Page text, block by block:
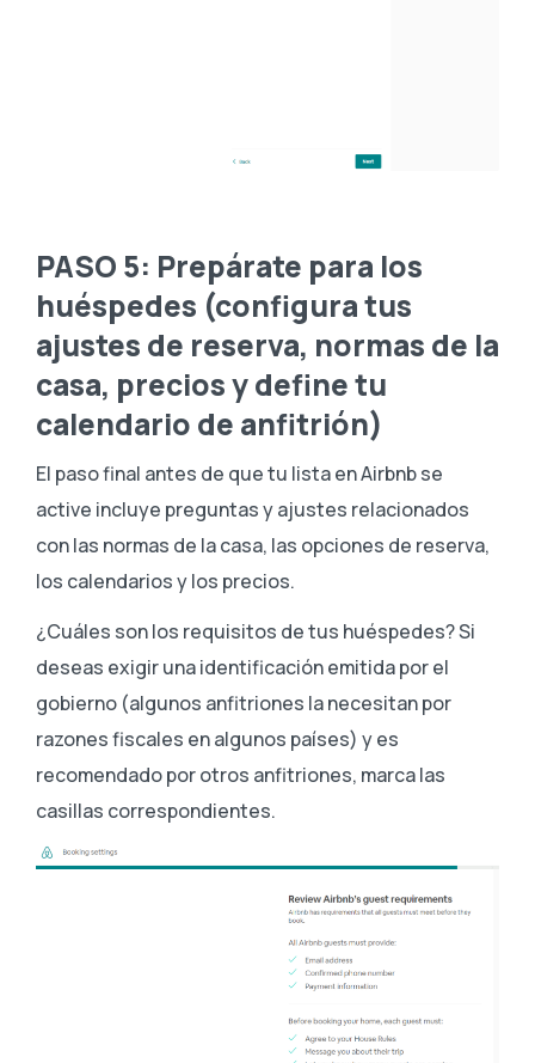
PASO 5: Prepárate para los
huéspedes (configura tus
ajustes de reserva, normas de la
casa, precios y define tu
calendario de anfitrión)
El paso final antes de que tu lista en Airbnb se
active incluye preguntas y ajustes relacionados
con las normas de la casa, las opciones de reserva,
los calendarios y los precios.
¿Cuáles son los requisitos de tus huéspedes? Si
deseas exigir una identificación emitida por el
gobierno (algunos anfitriones la necesitan por
razones fiscales en algunos países) y es
recomendado por otros anfitriones, marca las
casillas correspondientes.